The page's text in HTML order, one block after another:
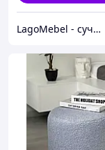
LagoMebel - сучасні меблі та дзеркала